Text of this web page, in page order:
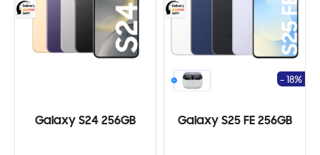
Galaxy S24 256GB Galaxy S25 FE 256GB
- 18%